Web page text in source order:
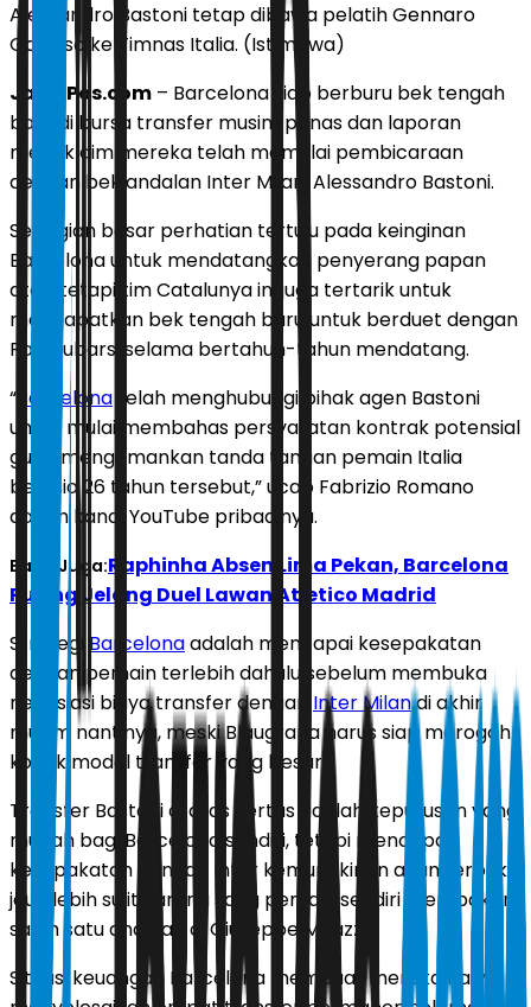
Alessandro Bastoni tetap dibawa pelatih Gennaro
Gattuso ke Timnas Italia. (Istimewa)
JawaPos.com – Barcelona siap berburu bek tengah
baru di bursa transfer musim panas dan laporan
mengklaim mereka telah memulai pembicaraan
dengan bek andalan Inter Milan, Alessandro Bastoni.
Sebagian besar perhatian tertuju pada keinginan
Barcelona untuk mendatangkan penyerang papan
atas, tetapi tim Catalunya ini juga tertarik untuk
mendapatkan bek tengah baru untuk berduet dengan
Pau Cubarsi selama bertahun-tahun mendatang.
“ Barcelona telah menghubungi pihak agen Bastoni
untuk mulai membahas persyaratan kontrak potensial
guna mengamankan tanda tangan pemain Italia
berusia 26 tahun tersebut,” ucap Fabrizio Romano
dalam kanal YouTube pribadinya.
Baca Juga:Raphinha Absen Lima Pekan, Barcelona
Pusing Jelang Duel Lawan Atletico Madrid
Strategi Barcelonaadalah mencapai kesepakatan
dengan pemain terlebih dahulu sebelum membuka
negosiasi biaya transfer dengan Inter Milandi akhir
musim nantinya, meski Blaugrana harus siap merogoh
kocek modal transfer yang besar.
Transfer Bastoni di atas kertas adalah keputusan yang
mudah bagi Barcelona sendiri, ​​tetapi mencapai
kesepakatan dengan Inter kemungkinan akan terbukti
jauh lebih sulit karena sang pemain sendiri merupakan
salah satu andalan di Giuseppe Meazza.
Situasi keuangan Barcelona membuat mereka hanya